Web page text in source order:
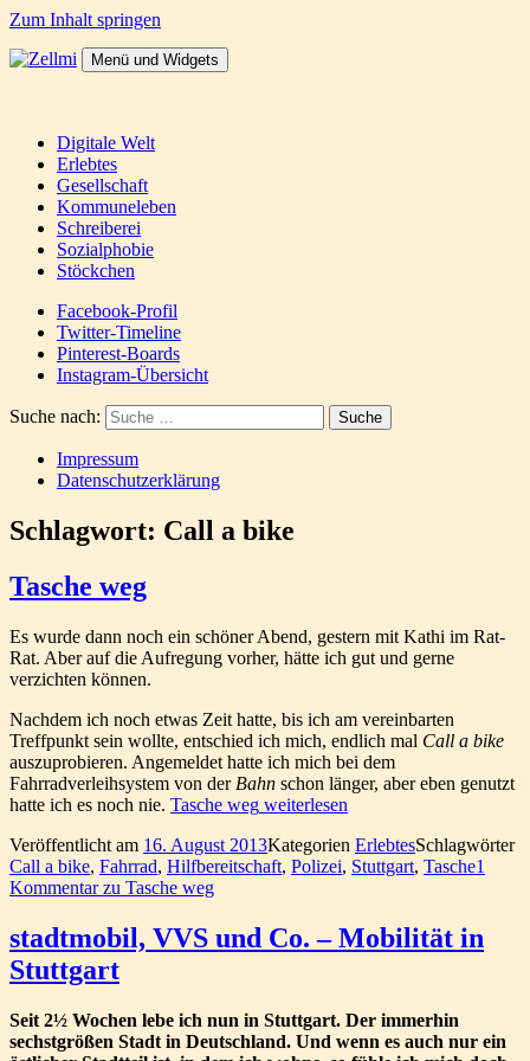
Zum Inhalt springen
Menü und Widgets
Digitale Welt
Erlebtes
Gesellschaft
Kommuneleben
Schreiberei
Sozialphobie
Stöckchen
Facebook-Profil
Twitter-Timeline
Pinterest-Boards
Instagram-Übersicht
Suche nach:
Impressum
Datenschutzerklärung
Schlagwort: Call a bike
Tasche weg
Es wurde dann noch ein schöner Abend, gestern mit Kathi im Rat-
Rat. Aber auf die Aufregung vorher, hätte ich gut und gerne
verzichten können.
Nachdem ich noch etwas Zeit hatte, bis ich am vereinbarten
Treffpunkt sein wollte, entschied ich mich, endlich mal Call a bike
auszuprobieren. Angemeldet hatte ich mich bei dem
Fahrradverleihsystem von der Bahn schon länger, aber eben genutzt
hatte ich es noch nie. Tasche weg weiterlesen
Veröffentlicht am 16. August 2013Kategorien ErlebtesSchlagwörter
Call a bike, Fahrrad, Hilfbereitschaft, Polizei, Stuttgart, Tasche1
Kommentarzu Tasche weg
stadtmobil, VVS und Co. – Mobilität in
Stuttgart
Seit 2½ Wochen lebe ich nun in Stuttgart. Der immerhin
sechstgrößen Stadt in Deutschland. Und wenn es auch nur ein